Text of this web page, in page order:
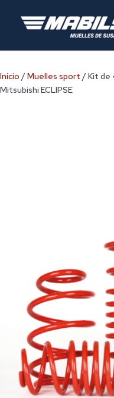
Inicio / Muelles sport / Kit de
Mitsubishi ECLIPSE